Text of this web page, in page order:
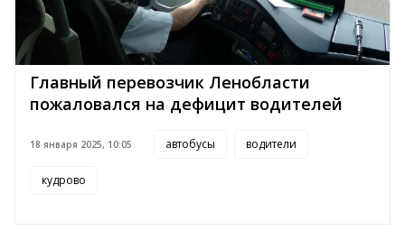
Главный перевозчик Ленобласти
пожаловался на дефицит водителей
18 января 2025, 10:05 автобусы водители
кудрово